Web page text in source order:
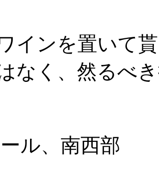
インを置いて
なく、然るべ
ル、南西部